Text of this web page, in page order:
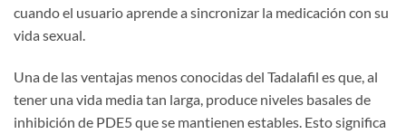
cuando el usuario aprende a sincronizar la medicación con su
vida sexual.
Una de las ventajas menos conocidas del Tadalafil es que, al
tener una vida media tan larga, produce niveles basales de
inhibición de PDE5 que se mantienen estables. Esto significa